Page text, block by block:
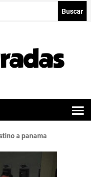
a panama